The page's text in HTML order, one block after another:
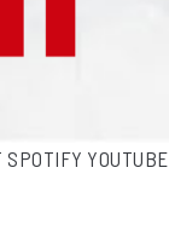
SPOTIFY YOUTUBE